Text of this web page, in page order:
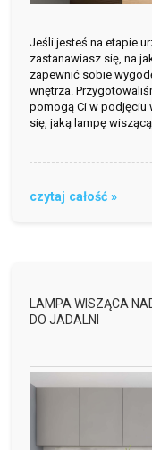
Jeśli jesteś na etapie
zastanawiasz się, na
zapewnić sobie
wnętrza.
pomogą Ci w podjęciu
się, jaką lampę
czytaj całość »
LAMPA WISZĄCA
DO JADALNI